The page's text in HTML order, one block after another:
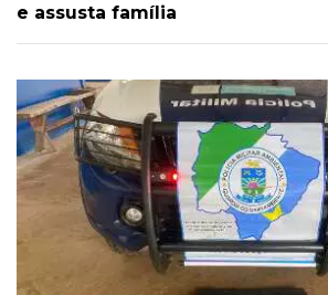
e assusta família